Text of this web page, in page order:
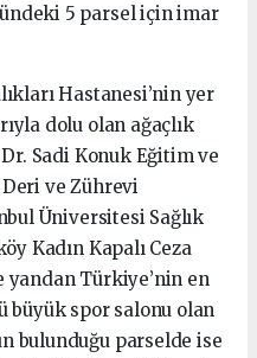
5 parsel için imar
Hastanesi’nin yer
dolu olan ağaçlık
Sadi Konuk Eğitim ve
ve Zührevi
Üniversitesi Sağlık
Kadın Kapalı Ceza
yandan Türkiye’nin en
büyük spor salonu olan
bulunduğu parselde ise